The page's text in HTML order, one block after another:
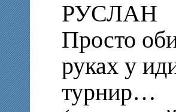
РУСЛАН
Просто
руках у
турнир…